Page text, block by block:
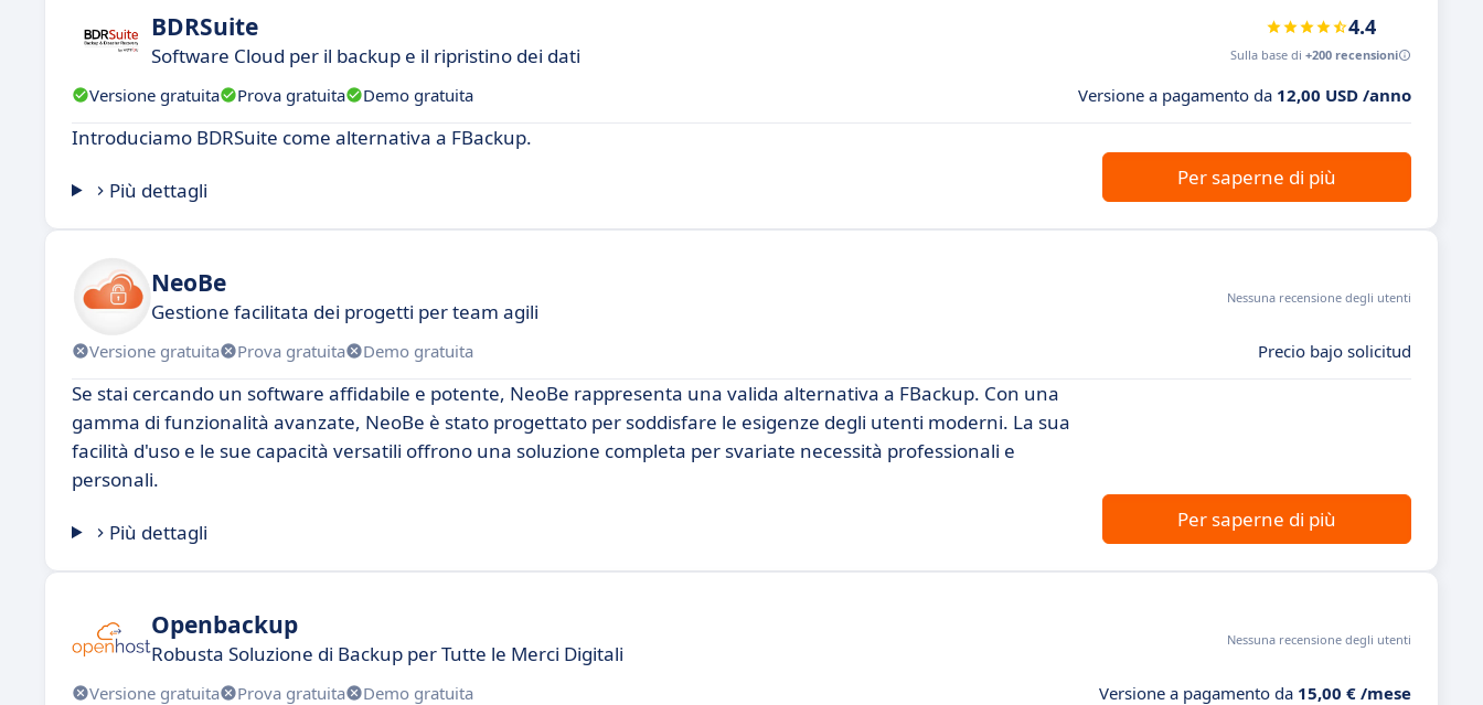
BDRSuite
Software Cloud per il backup e il ripristino dei dati
4.4
Sulla base di +200 recensioni
Versione gratuita Prova gratuita Demo gratuita Versione a pagamento da 12,00 USD /anno
Introduciamo BDRSuite come alternativa a FBackup.
Più dettagli
Per saperne di più
NeoBe
Gestione facilitata dei progetti per team agili
Nessuna recensione degli utenti
Versione gratuita Prova gratuita Demo gratuita Precio bajo solicitud
Se stai cercando un software affidabile e potente, NeoBe rappresenta una valida alternativa a FBackup. Con una
gamma di funzionalità avanzate, NeoBe è stato progettato per soddisfare le esigenze degli utenti moderni. La sua
facilità d'uso e le sue capacità versatili offrono una soluzione completa per svariate necessità professionali e
personali.
Più dettagli
Per saperne di più
Openbackup
Robusta Soluzione di Backup per Tutte le Merci Digitali
Nessuna recensione degli utenti
Versione gratuita Prova gratuita Demo gratuita Versione a pagamento da 15,00 € /mese